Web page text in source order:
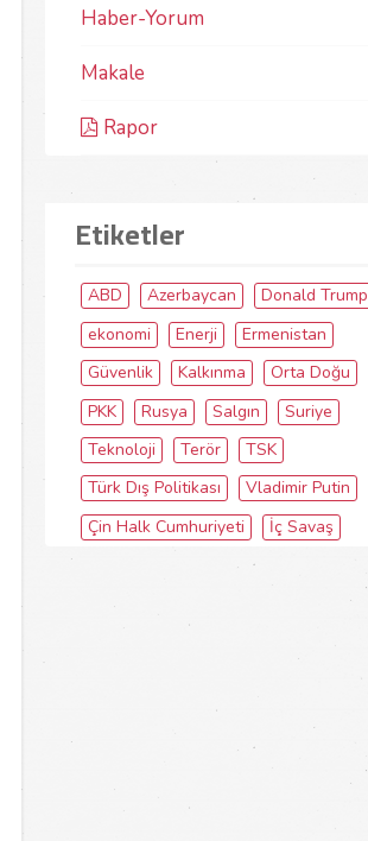
Haber-Yorum
Makale
Rapor
Etiketler
ABD Azerbaycan
Donald Trump
ekonomi
Enerji
Ermenistan
Güvenlik
Kalkınma
Orta Doğu
PKK
Rusya Salgın
Suriye
Teknoloji
Terör
TSK
Türk Dış Politikası
Vladimir Putin
Çin Halk Cumhuriyeti
İç Savaş